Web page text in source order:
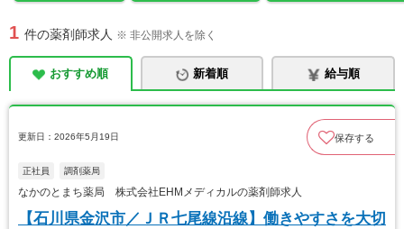
1 件の薬剤師求人 ※ 非公開求人を除く
おすすめ順 新着順 給与順
更新日：2026年5月19日 保存する
正社員 調剤薬局
なかのとまち薬局 株式会社EHMメディカルの薬剤師求人
【石川県金沢市／ＪＲ七尾線沿線】働きやすさを大切